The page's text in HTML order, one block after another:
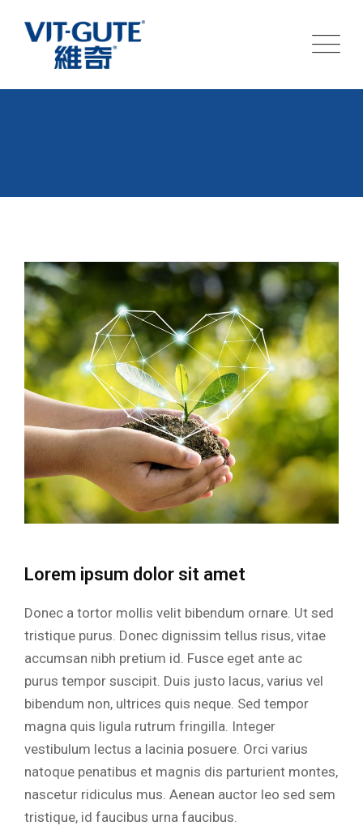
Lorem ipsum dolor sit amet
Donec a tortor mollis velit bibendum ornare. Ut sed
tristique purus. Donec dignissim tellus risus, vitae
accumsan nibh pretium id. Fusce eget ante ac
purus tempor suscipit. Duis justo lacus, varius vel
bibendum non, ultrices quis neque. Sed tempor
magna quis ligula rutrum fringilla. Integer
vestibulum lectus a lacinia posuere. Orci varius
natoque penatibus et magnis dis parturient montes,
nascetur ridiculus mus. Aenean auctor leo sed sem
tristique, id faucibus urna faucibus.